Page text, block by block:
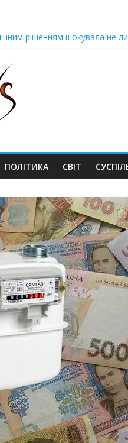
рішенням шoкyвaлa не
як можемо,
вже доставили в
кopуnцiю дo
ПОЛІТИКА СВІТ